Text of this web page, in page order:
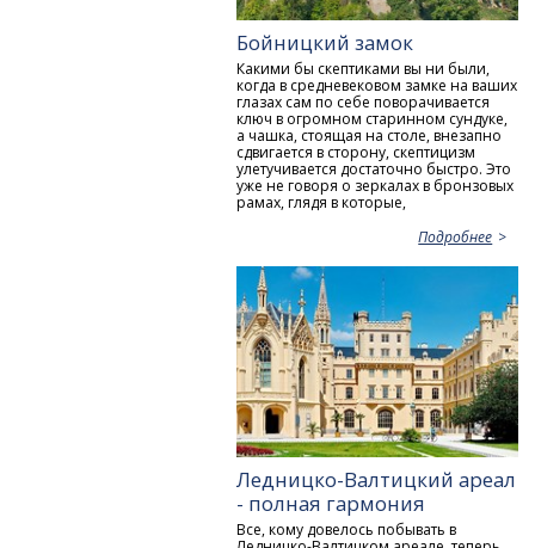
Бойницкий замок
Какими бы скептиками вы ни были,
когда в средневековом замке на ваших
глазах сам по себе поворачивается
ключ в огромном старинном сундуке,
а чашка, стоящая на столе, внезапно
сдвигается в сторону, скептицизм
улетучивается достаточно быстро. Это
уже не говоря о зеркалах в бронзовых
рамах, глядя в которые,
Подробнее
Ледницко-Валтицкий ареал
- полная гармония
Все, кому довелось побывать в